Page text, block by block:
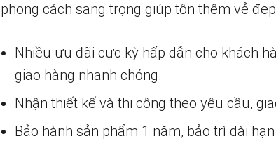
phong cách sang trọng giúp tôn thêm vẻ
Nhiều ưu đãi cực kỳ hấp dẫn cho khách
giao hàng nhanh chóng.
Nhận thiết kế và thi công theo yêu cầu,
Bảo hành sản phẩm 1 năm, bảo trì dài